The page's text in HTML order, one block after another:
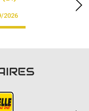
2026